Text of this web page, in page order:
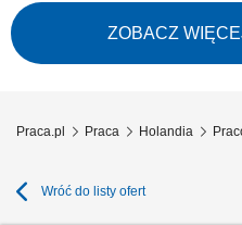
(Holandia), specjalizująca się w
łańcuchem dostaw na terenie
logistyce intermodalnej, łącząc
przewozu,...
ZOBACZ
Praca.pl Praca Holandia
Wróć do listy ofert